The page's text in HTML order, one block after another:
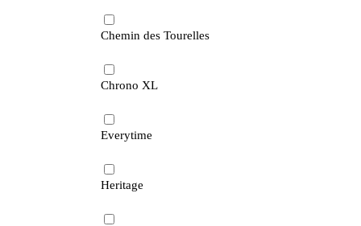
Chemin des Tourelles
Chrono XL
Everytime
Heritage